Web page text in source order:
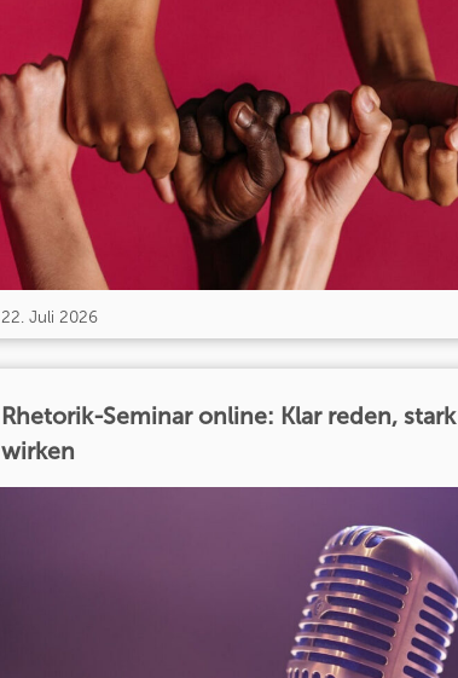
22. Juli 2026
Rhetorik-Seminar online: Klar reden, stark
wirken